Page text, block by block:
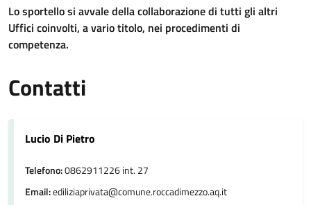
Lo sportello si avvale della collaborazione di tutti gli altri
Uffici coinvolti, a vario titolo, nei procedimenti di
competenza.
Contatti
Lucio Di Pietro
Telefono:0862911226 int. 27
Email:ediliziaprivata@comune.roccadimezzo.aq.it